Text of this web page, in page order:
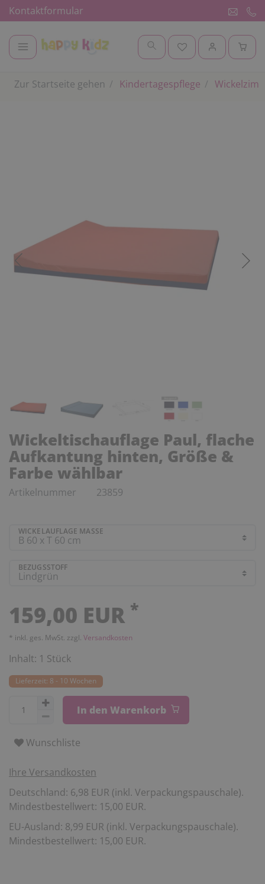
Kontaktformular
Zur Startseite gehen Kindertagespflege
Wickeltischauflage Paul, flache
Aufkantung hinten, Größe &
Farbe wählbar
Artikelnummer 23859
WICKELAUFLAGE MASSE
BEZUGSSTOFF
159,00 EUR *
* inkl. ges. MwSt. zzgl. Versandkosten
Inhalt: 1 Stück
Lieferzeit: 8 - 10 Wochen
In den Warenkorb
Wunschliste
Ihre Versandkosten
Deutschland: 6,98 EUR (inkl. Verpackungspauschale).
Mindestbestellwert: 15,00 EUR.
EU-Ausland: 8,99 EUR (inkl. Verpackungspauschale).
Mindestbestellwert: 15,00 EUR.